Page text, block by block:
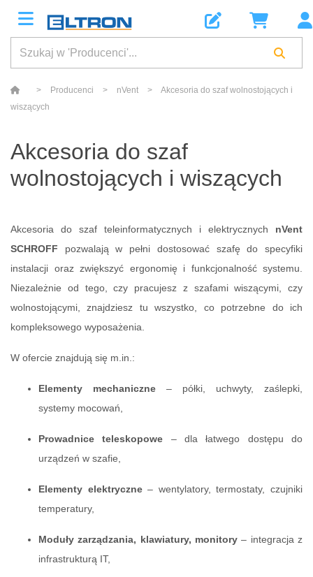
> Producenci > nVent >
Akcesoria do szaf wolnostojących i
wiszących
Akcesoria do szaf
wolnostojących i wiszących
Akcesoria do szaf teleinformatycznych i elektrycznych nVent
SCHROFF pozwalają w pełni dostosować szafę do specyfiki
instalacji oraz zwiększyć ergonomię i funkcjonalność systemu.
Niezależnie od tego, czy pracujesz z szafami wiszącymi, czy
wolnostojącymi, znajdziesz tu wszystko, co potrzebne do ich
kompleksowego wyposażenia.
W ofercie znajdują się m.in.:
Elementy mechaniczne – półki, uchwyty, zaślepki,
systemy mocowań,
Prowadnice teleskopowe – dla łatwego dostępu do
urządzeń w szafie,
Elementy elektryczne– wentylatory, termostaty, czujniki
temperatury,
Moduły zarządzania, klawiatury, monitory – integracja z
infrastrukturą IT,